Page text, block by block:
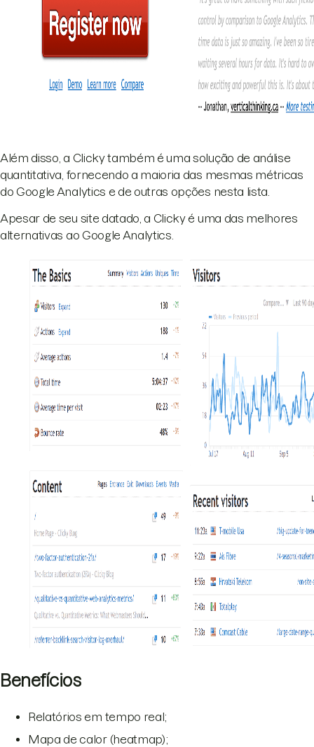
Além disso, a Clicky também é uma solução de análise
quantitativa, fornecendo a maioria das mesmas métricas
do Google Analytics e de outras opções nesta lista.
Apesar de seu site datado, a Clicky é uma das melhores
alternativas ao Google Analytics.
Benefícios
Relatórios em tempo real;
Mapa de calor (heatmap);